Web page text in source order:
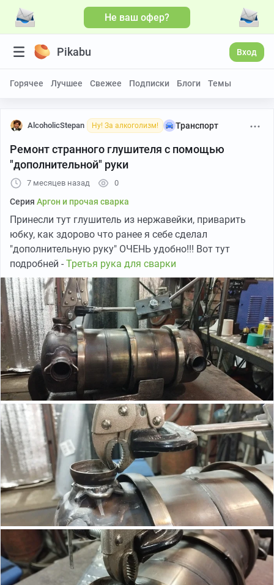
Не ваш офер?
Pikabu Вход
Горячее Лучшее Свежее Подписки Блоги Темы
AlcoholicStepan Ну! За алкоголизм! Транспорт
Ремонт странного глушителя с помощью
"дополнительной" руки
7 месяцев назад 0
Серия Аргон и прочая сварка
Принесли тут глушитель из нержавейки, приварить
юбку, как здорово что ранее я себе сделал
"дополнительную руку" ОЧЕНЬ удобно!!! Вот тут
подробней - Третья рука для сварки